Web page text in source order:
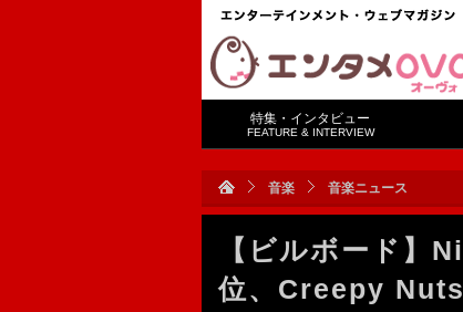
特集・インタビュー
FEATURE & INTERVIEW
音楽 音楽ニュース
【ビルボード】
位、Creepy Nuts